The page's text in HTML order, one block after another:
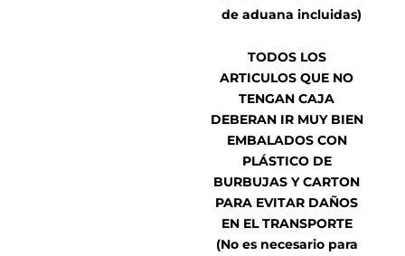
de aduana incluidas)
TODOS LOS
ARTICULOS QUE NO
TENGAN CAJA
DEBERAN IR MUY BIEN
EMBALADOS CON
PLÁSTICO DE
BURBUJAS Y CARTON
PARA EVITAR DAÑOS
EN EL TRANSPORTE
(No es necesario para